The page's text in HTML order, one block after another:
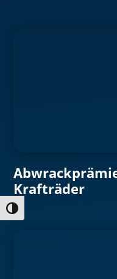
Umschalten auf hohe
Krafträder